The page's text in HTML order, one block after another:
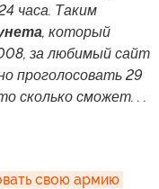
часа. Таким
, который
за любимый сайт
проголосовать 29
сколько сможет. . .
свою армию